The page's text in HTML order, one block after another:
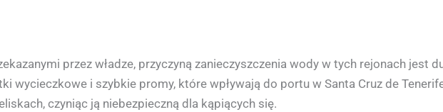
przez władze, przyczyną zanieczyszczenia wody w tych rejonach jest
wycieczkowe i szybkie promy, które wpływają do portu w Santa Cruz de
czyniąc ją niebezpieczną dla kąpiących się.